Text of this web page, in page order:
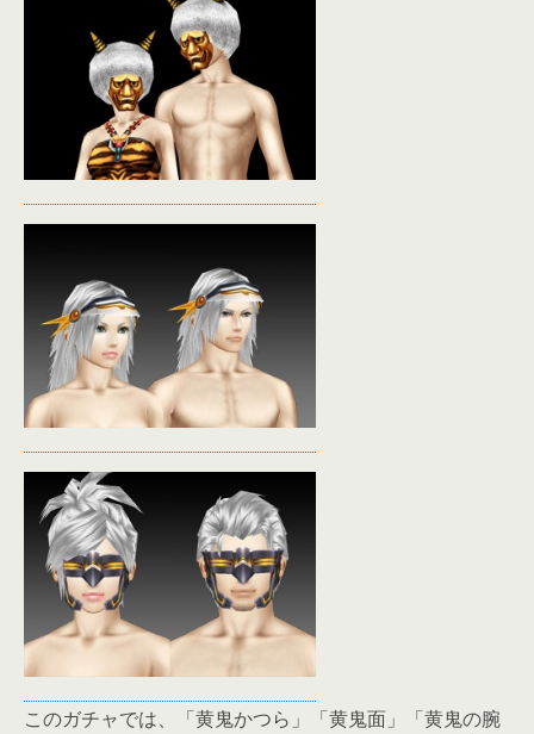
このガチャでは、「黄鬼かつら」「黄鬼面」「黄鬼の腕